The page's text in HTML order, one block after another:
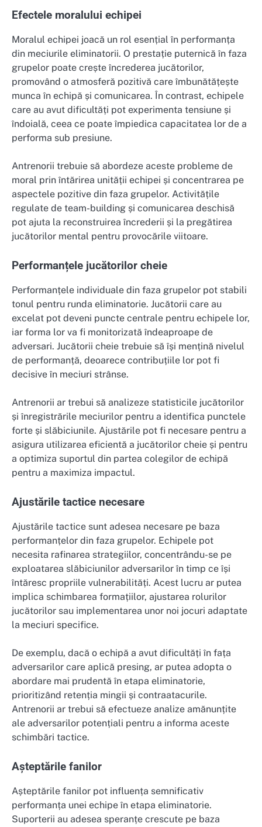
Efectele moralului echipei
Moralul echipei joacă un rol esențial în performanța
din meciurile eliminatorii. O prestație puternică în faza
grupelor poate crește încrederea jucătorilor,
promovând o atmosferă pozitivă care îmbunătățește
munca în echipă și comunicarea. În contrast, echipele
care au avut dificultăți pot experimenta tensiune și
îndoială, ceea ce poate împiedica capacitatea lor de a
performa sub presiune.
Antrenorii trebuie să abordeze aceste probleme de
moral prin întărirea unității echipei și concentrarea pe
aspectele pozitive din faza grupelor. Activitățile
regulate de team-building și comunicarea deschisă
pot ajuta la reconstruirea încrederii și la pregătirea
jucătorilor mental pentru provocările viitoare.
Performanțele jucătorilor cheie
Performanțele individuale din faza grupelor pot stabili
tonul pentru runda eliminatorie. Jucătorii care au
excelat pot deveni puncte centrale pentru echipele lor,
iar forma lor va fi monitorizată îndeaproape de
adversari. Jucătorii cheie trebuie să își mențină nivelul
de performanță, deoarece contribuțiile lor pot fi
decisive în meciuri strânse.
Antrenorii ar trebui să analizeze statisticile jucătorilor
și înregistrările meciurilor pentru a identifica punctele
forte și slăbiciunile. Ajustările pot fi necesare pentru a
asigura utilizarea eficientă a jucătorilor cheie și pentru
a optimiza suportul din partea colegilor de echipă
pentru a maximiza impactul.
Ajustările tactice necesare
Ajustările tactice sunt adesea necesare pe baza
performanțelor din faza grupelor. Echipele pot
necesita rafinarea strategiilor, concentrându-se pe
exploatarea slăbiciunilor adversarilor în timp ce își
întăresc propriile vulnerabilități. Acest lucru ar putea
implica schimbarea formațiilor, ajustarea rolurilor
jucătorilor sau implementarea unor noi jocuri adaptate
la meciuri specifice.
De exemplu, dacă o echipă a avut dificultăți în fața
adversarilor care aplică presing, ar putea adopta o
abordare mai prudentă în etapa eliminatorie,
prioritizând retenția mingii și contraatacurile.
Antrenorii ar trebui să efectueze analize amănunțite
ale adversarilor potențiali pentru a informa aceste
schimbări tactice.
Așteptările fanilor
Așteptările fanilor pot influența semnificativ
performanța unei echipe în etapa eliminatorie.
Suporterii au adesea speranțe crescute pe baza